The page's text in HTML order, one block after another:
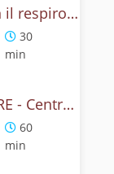
Movimenti con il respiro - Yoga dinamico per il core
30
min
Yoga per il CORE - Centro forte e addominali consapevoli
60
min